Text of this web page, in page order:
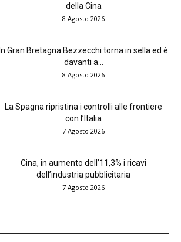
della Cina
8 Agosto 2026
In Gran Bretagna Bezzecchi torna in sella ed è
davanti a...
8 Agosto 2026
La Spagna ripristina i controlli alle frontiere
con l’Italia
7 Agosto 2026
Cina, in aumento dell’11,3% i ricavi
dell’industria pubblicitaria
7 Agosto 2026